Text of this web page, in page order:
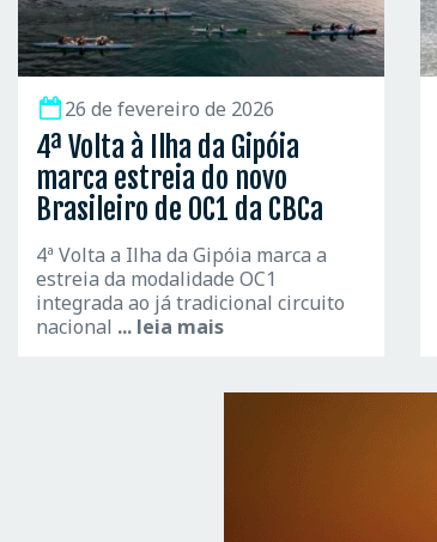
26 de fevereiro de 2026
4ª Volta à Ilha da Gipóia
marca estreia do novo
Brasileiro de OC1 da CBCa
4ª Volta a Ilha da Gipóia marca a
estreia da modalidade OC1
integrada ao já tradicional circuito
nacional ... leia mais